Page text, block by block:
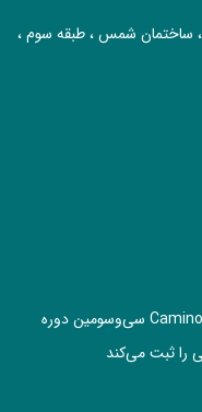
، ساختمان شمس ، طبقه سوم ،
را ثبت می‌کند